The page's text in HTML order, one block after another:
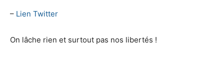
– Lien Twitter
On lâche rien et surtout pas nos libertés !